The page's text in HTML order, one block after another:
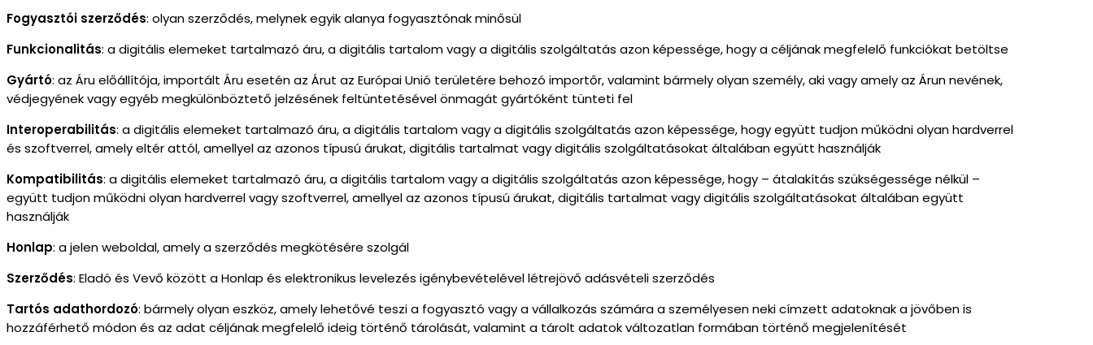
Fogyasztói szerződés: olyan szerződés, melynek egyik alanya fogyasztónak minősül
Funkcionalitás: a digitális elemeket tartalmazó áru, a digitális tartalom vagy a digitális szolgáltatás azon képessége, hogy a céljának megfelelő funkciókat betöltse
Gyártó: az Áru előállítója, importált Áru esetén az Árut az Európai Unió területére behozó importőr, valamint bármely olyan személy, aki vagy amely az Árun nevének,
védjegyének vagy egyéb megkülönböztető jelzésének feltüntetésével önmagát gyártóként tünteti fel
Interoperabilitás: a digitális elemeket tartalmazó áru, a digitális tartalom vagy a digitális szolgáltatás azon képessége, hogy együtt tudjon működni olyan hardverrel
és szoftverrel, amely eltér attól, amellyel az azonos típusú árukat, digitális tartalmat vagy digitális szolgáltatásokat általában együtt használják
Kompatibilitás: a digitális elemeket tartalmazó áru, a digitális tartalom vagy a digitális szolgáltatás azon képessége, hogy – átalakítás szükségessége nélkül –
együtt tudjon működni olyan hardverrel vagy szoftverrel, amellyel az azonos típusú árukat, digitális tartalmat vagy digitális szolgáltatásokat általában együtt
használják
Honlap: a jelen weboldal, amely a szerződés megkötésére szolgál
Szerződés: Eladó és Vevő között a Honlap és elektronikus levelezés igénybevételével létrejövő adásvételi szerződés
Tartós adathordozó: bármely olyan eszköz, amely lehetővé teszi a fogyasztó vagy a vállalkozás számára a személyesen neki címzett adatoknak a jövőben is
hozzáférhető módon és az adat céljának megfelelő ideig történő tárolását, valamint a tárolt adatok változatlan formában történő megjelenítését